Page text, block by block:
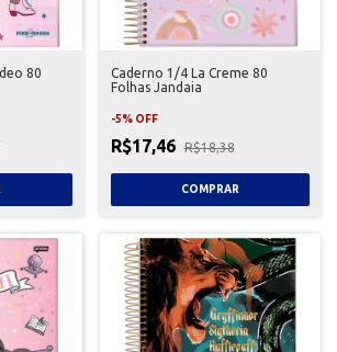
80
Caderno 1/4 La Creme 80
Folhas Jandaia
-5% OFF
R$17,46 R$18,38